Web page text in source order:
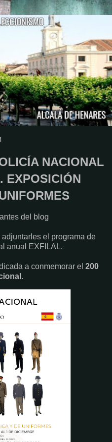
NACIONAL
EXPOSICIÓN
del blog
el programa de
anual EXFILAL.
a conmemorar el 200
.